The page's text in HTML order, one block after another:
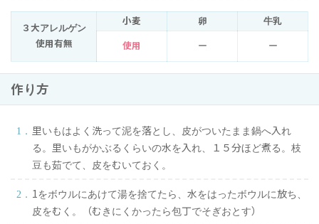
３大アレルゲン
使用有無
小麦 卵 牛乳
使用 ー ー
作り方
里いもはよく洗って泥を落とし、皮がついたまま鍋へ入れ
る。里いもがかぶるくらいの水を入れ、１５分ほど煮る。枝
豆も茹でて、皮をむいておく。
1をボウルにあけて湯を捨てたら、水をはったボウルに放ち、
皮をむく。（むきにくかったら包丁でそぎおとす）